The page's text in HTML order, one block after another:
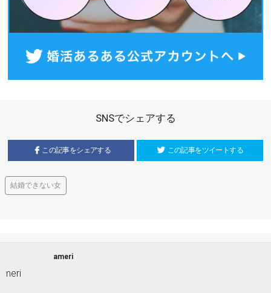
SNSでシェアする
この記事をシェアする この記事をツイートする
結婚できない女
ameri